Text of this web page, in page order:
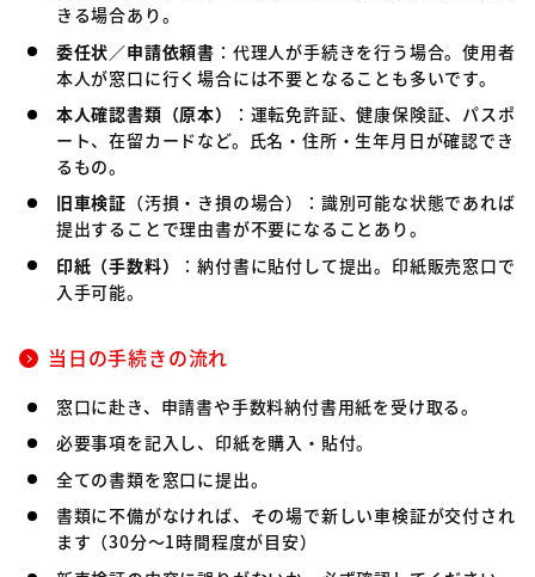
きる場合あり。
委任状／申請依頼書 ：代理人が手続きを行う場合。使用者
本人が窓口に行く場合には不要となることも多いです。
本人確認書類（原本）
：運転免許証、健康保険証、パスポ
ート、在留カードなど。氏名・住所・生年月日が確認でき
るもの。
旧車検証 （汚損・き損の場合）：識別可能な状態であれば
提出することで理由書が不要になることあり。
印紙（手数料）
：納付書に貼付して提出。印紙販売窓口で
入手可能。
当日の手続きの流れ
窓口に赴き、申請書や手数料納付書用紙を受け取る。
必要事項を記入し、印紙を購入・貼付。
全ての書類を窓口に提出。
書類に不備がなければ、その場で新しい車検証が交付され
ます（30分～1時間程度が目安）